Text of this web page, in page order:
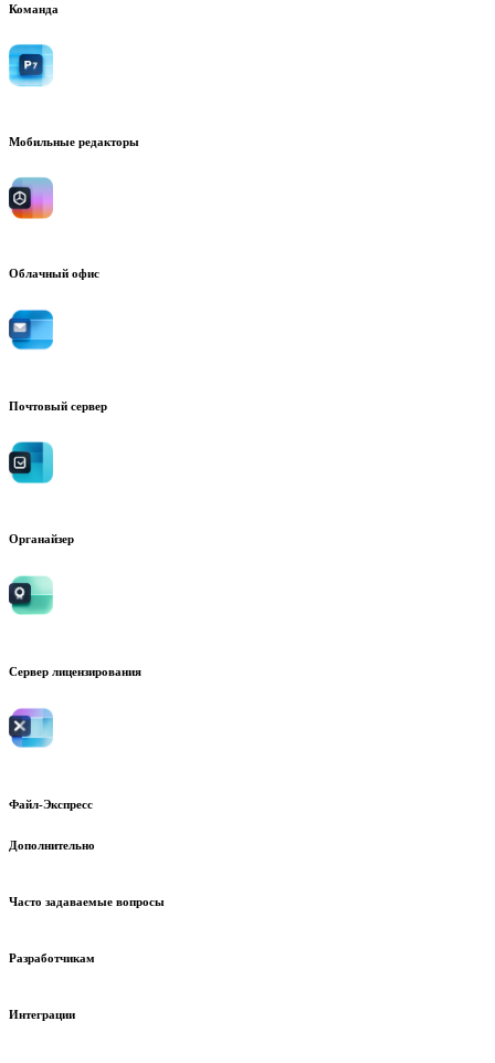
Команда
Мобильные редакторы
Облачный офис
Почтовый сервер
Органайзер
Сервер лицензирования
Файл-Экспресс
Дополнительно
Часто задаваемые вопросы
Разработчикам
Интеграции